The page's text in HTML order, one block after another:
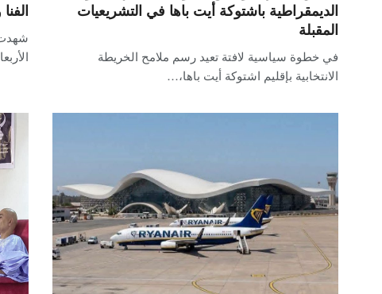
الديمقراطية باشتوكة أيت باها في التشريعيات
المقبلة
في خطوة سياسية لافتة تعيد رسم ملامح الخريطة
الانتخابية بإقليم اشتوكة أيت باها،…